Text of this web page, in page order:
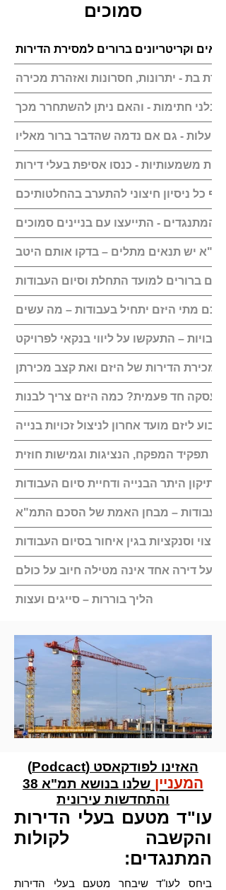
סמוכים
בת - יתרונות, חסרונות ואזהרת מכירה
קבלני חתימות - והאם ניתן להשתחרר מכך
עלות - גם אם נדמה שהדבר ברור מאליו
משמעותיות - כנסו אסיפת בעלי דירות
כל ניסיון חיצוני להתערב בהחלטותיכם
- התייעצו עם בניינים סמוכים
יש תנאים מתלים – בדקו אותם היטב
ברורים למועד התחלת וסיום העבודות
מתי היזם יתחיל בעבודות – מה עשים
– התעקשו על ליווי בנקאי לפרויקט
מכירת הדירות של היזם ואת קצב מכירתן
ליזם מועד אחרון לניצול זכויות בנייה
תפקיד המפקח, הנציגות וגמישות חוזית
היתר הבנייה ודחיית סיום העבודות
העבודות – מבחן האמת של הסכם התמ"א
פיצוי וסנקציות בגין איחור בסיום העבודות
בעל דירה אחד אינה מטילה חיוב על כולם
הליך בוררות – סייגים ועצות
האזינו לפודקאסט (Podcact)
המעניין
שלנו בנושא תמ"א 38
והתחדשות עירונית
עו"ד מטעם בעלי הדירות
והקשבה לקולות
המתנגדים:
ביחס לעו"ד שיבחר מטעם בעלי הדירות